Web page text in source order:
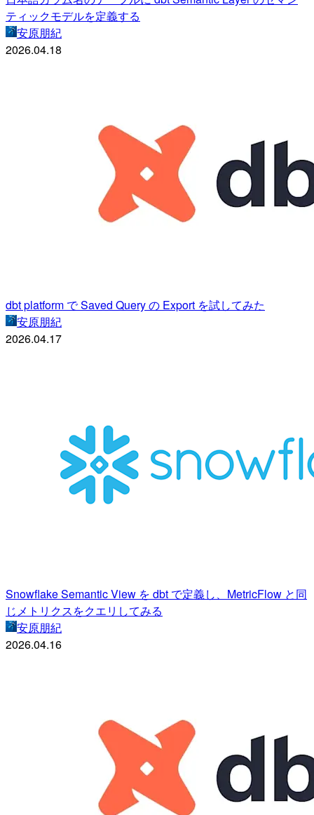
ティックモデルを定義する
安原朋紀
2026.04.18
dbt platform で Saved Query の Export を試してみた
安原朋紀
2026.04.17
Snowflake Semantic View を dbt で定義し、MetricFlow と同
じメトリクスをクエリしてみる
安原朋紀
2026.04.16